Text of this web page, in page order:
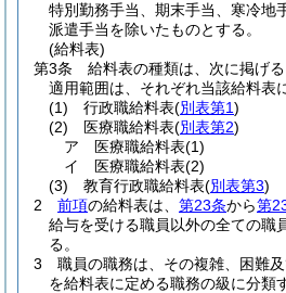
特別勤務手当、期末手当、寒冷地
派遣手当を除いたものとする。
(給料表)
第3条
給料表の種類は、次に掲げ
適用範囲は、それぞれ当該給料表
(1)
行政職給料表(別表第1)
(2)
医療職給料表(別表第2)
ア
医療職給料表(1)
イ
医療職給料表(2)
(3)
教育行政職給料表(別表第3)
2
前項の給料表は、 第23条から第
給与を受ける職員以外の全ての職
る。
3
職員の職務は、その複雑、困難
を給料表に定める職務の級に分類